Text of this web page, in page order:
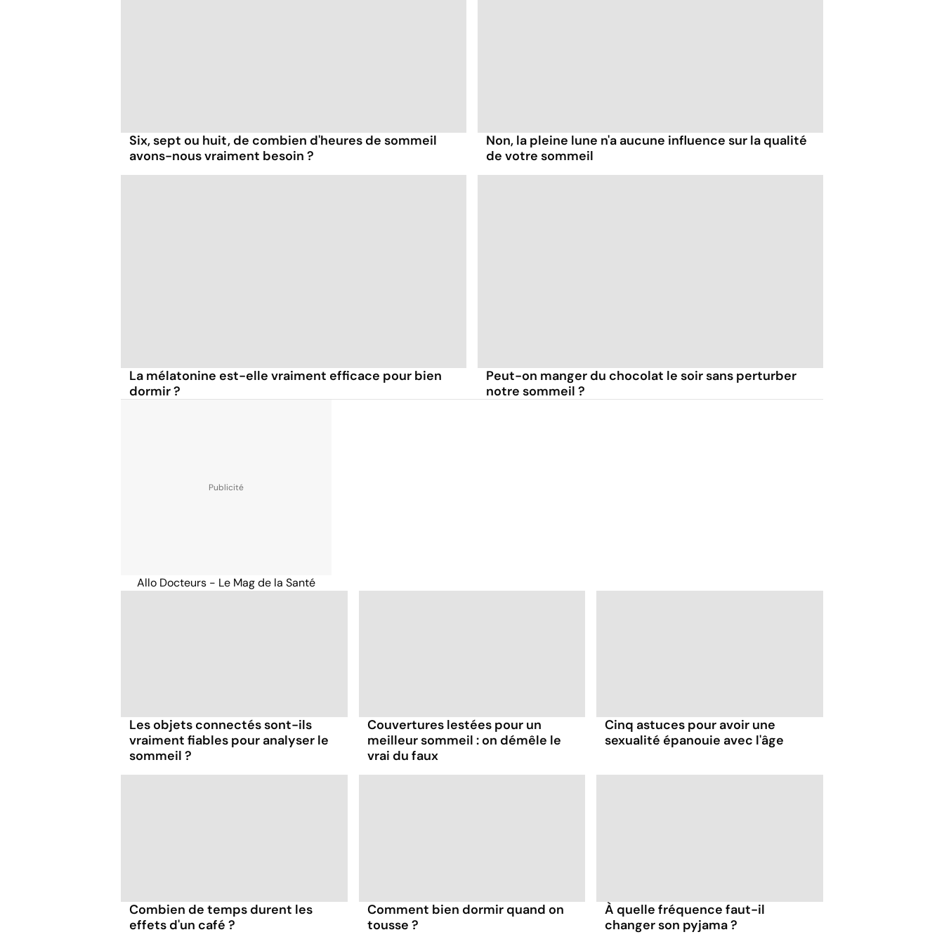
Six, sept ou huit, de combien d'heures de sommeil
avons-nous vraiment besoin ?
Non, la pleine lune n'a aucune influence sur la qualité
de votre sommeil
La mélatonine est-elle vraiment efficace pour bien
dormir ?
Peut-on manger du chocolat le soir sans perturber
notre sommeil ?
Allo Docteurs - Le Mag de la Santé
Les objets connectés sont-ils
vraiment fiables pour analyser le
sommeil ?
Couvertures lestées pour un
meilleur sommeil : on démêle le
vrai du faux
Cinq astuces pour avoir une
sexualité épanouie avec l'âge
Combien de temps durent les
effets d'un café ?
Comment bien dormir quand on
tousse ?
À quelle fréquence faut-il
changer son pyjama ?